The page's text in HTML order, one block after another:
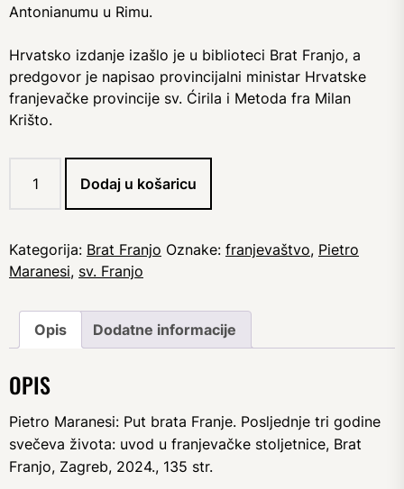
Antonianumu u Rimu.
Hrvatsko izdanje izašlo je u biblioteci Brat Franjo, a
predgovor je napisao provincijalni ministar Hrvatske
franjevačke provincije sv. Ćirila i Metoda fra Milan
Krišto.
Maranesi:
Franje
količina
Dodaj u košaricu
Kategorija: Brat Franjo Oznake: franjevaštvo, Pietro
Maranesi, sv. Franjo
Opis Dodatne informacije
OPIS
Pietro Maranesi: Put brata Franje. Posljednje tri godine
svečeva života: uvod u franjevačke stoljetnice, Brat
Franjo, Zagreb, 2024., 135 str.